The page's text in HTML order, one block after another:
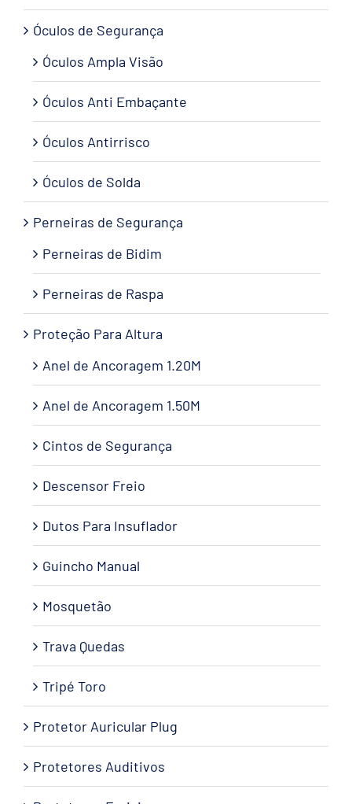
Óculos de Segurança
Óculos Ampla Visão
Óculos Anti Embaçante
Óculos Antirrisco
Óculos de Solda
Perneiras de Segurança
Perneiras de Bidim
Perneiras de Raspa
Proteção Para Altura
Anel de Ancoragem 1.20M
Anel de Ancoragem 1.50M
Cintos de Segurança
Descensor Freio
Dutos Para Insuflador
Guincho Manual
Mosquetão
Trava Quedas
Tripé Toro
Protetor Auricular Plug
Protetores Auditivos